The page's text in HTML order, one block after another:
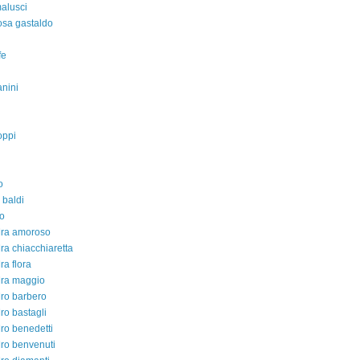
gastaldo
baldi
amoroso
chiacchiaretta
flora
maggio
barbero
bastagli
benedetti
benvenuti